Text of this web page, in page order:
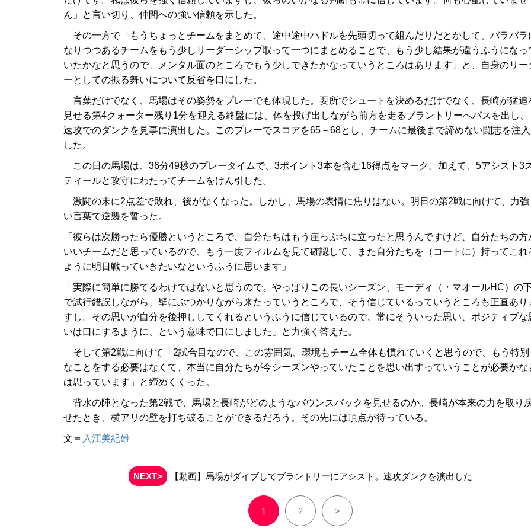
ん」と言い切り、仲間への強い信頼を示した。
その一方で「もうちょっとチームをまとめて、途中途中ハドルを先頭切って組んだりだとかして、バラバラ
なりつつあるチームをもう少しリーダーシップ取って一つにまとめることで、もう少し結果が違うふうになっ
いたかなと思うので、メンタル面のところでもう少しできたかなっていうところはあります」と、自身のリー
ーとしての振る舞いについて反省を口にした。
言葉だけでなく、馬場はその姿勢をプレーでも体現した。要所でシュートを決めるだけでなく、長崎が猛追
見せる第4クォーター残り1分を迎える終盤には、体を投げ出しながら前方を走るブラントリーへパスを出し、
速攻でのダンクを見事に演出した。このプレーでスコアを65－68とし、チームに最後まで諦めない闘志を注入
した。
この日の馬場は、36分49秒のプレータイムで、3ポイント3本を含む16得点をマーク。加えて、5アシスト3
ティールと攻守にわたってチームをけん引した。
激闘の末に2点差で敗れ、後がなくなった。しかし、馬場の表情に焦りはない。明日の第2戦に向けて、力強
い言葉で逆襲を誓った。
「彼らは次勝ったら優勝というところで、自分たちはもう崖っぷちに立ったと思うんですけど、自分たちの方
いいチームだと思っているので、もう一度フィルムを見て確認して、また自分たちを（コートに）持ってこれ
ように明日戦っていきたいなというふうに思います」
「実際に簡単に勝てるわけではないと思うので。やっぱりこの長いシーズン、モーディ（・マオールHC）の
で試行錯誤しながら、壁にぶつかりながら来たっていうところで、そう信じているっていうところも正直あり
すし。その思いが自分を後押ししてくれるというふうに信じているので、常にそういった思い、ポジティブな
いは口にするように、という意味で口にしました」と力強く答えた。
そして第2戦に向けて「2試合目なので、この雰囲気、環境もチーム全体も慣れていくと思うので、もう特別
なことをする必要はなくて、本当に自分たちが今シーズンやっていたことを思い出すっていうことが必要かな
は思っています」と締めくくった。
背水の陣となった第2戦で、馬場と長崎がどのようなバウンスバックを見せるのか。長崎が本来の力を取り
せたとき、横アリの壁を打ち破ることができるだろう。その先には頂点が待っている。
文＝ 入江美紀雄
NEXT> 【動画】馬場がダイブしてブラントリーにアシスト。速攻ダンクを演出した
1 2 >